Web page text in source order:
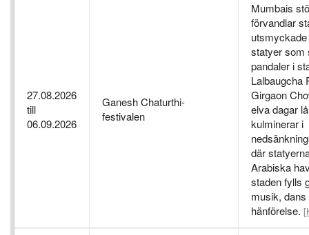
27.08.2026
till
06.09.2026
Ganesh Chaturthi-
festivalen
Mumbais
förvandlar
statyer som
pandaler i
Lalbaugcha
Girgaon
elva dagar
kulminerar i
där
Arabiska
staden fylls
musik,
hänförelse.